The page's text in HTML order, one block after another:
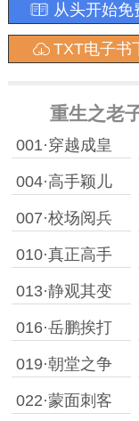
从头开始免
TXT电子书
重生之老
001·穿越成皇
004·高手颖儿
007·校场阅兵
010·真正高手
013·静观其变
016·岳鹏挨打
019·朝堂之争
022·蒙面刺客